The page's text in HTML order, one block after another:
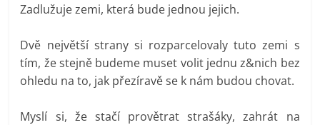
Zadlužuje zemi, která bude jednou jejich.
Dvě největší strany si rozparcelovaly tuto zemi s
tím, že stejně budeme muset volit jednu z&nich bez
ohledu na to, jak přezíravě se k nám budou chovat.
Myslí si, že stačí provětrat strašáky, zahrát na